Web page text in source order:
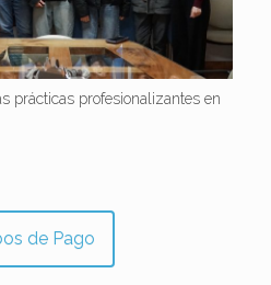
prácticas profesionalizantes en
de Pago